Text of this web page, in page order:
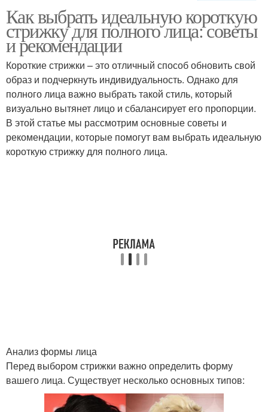
Стрижка на полное
лицо
Стрижка к форме
Длинные волосы
Стрижки для пышных
женщин
Каскадные стрижки Мужские стрижки
женщин
Пикси с челкой Стрижка с косой
Как выбрать идеальную короткую
стрижку для полного лица: советы
и рекомендации
Короткие стрижки – это отличный способ обновить свой
образ и подчеркнуть индивидуальность. Однако для
полного лица важно выбрать такой стиль, который
визуально вытянет лицо и сбалансирует его пропорции.
В этой статье мы рассмотрим основные советы и
рекомендации, которые помогут вам выбрать идеальную
короткую стрижку для полного лица.
Анализ формы лица
Перед выбором стрижки важно определить форму
вашего лица. Существует несколько основных типов: